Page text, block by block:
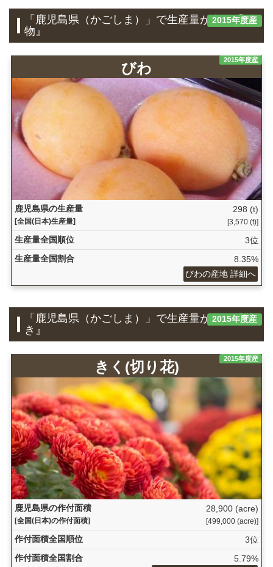
2015年度産
「鹿児島県（かごしま）」で生産量が多い『果
物』
2015年度産
びわ
鹿児島県の生産量
[全国(日本)生産量]
298 (t)
[3,570 (t)]
生産量全国順位
3位
生産量全国割合
8.35%
びわの産地 詳細へ
2015年度産
「鹿児島県（かごしま）」で生産量が多い『花
き』
2015年度産
きく(切り花)
鹿児島県の作付面積
[全国(日本)の作付面積]
28,900 (acre)
[499,000 (acre)]
作付面積全国順位
3位
作付面積全国割合
5.79%